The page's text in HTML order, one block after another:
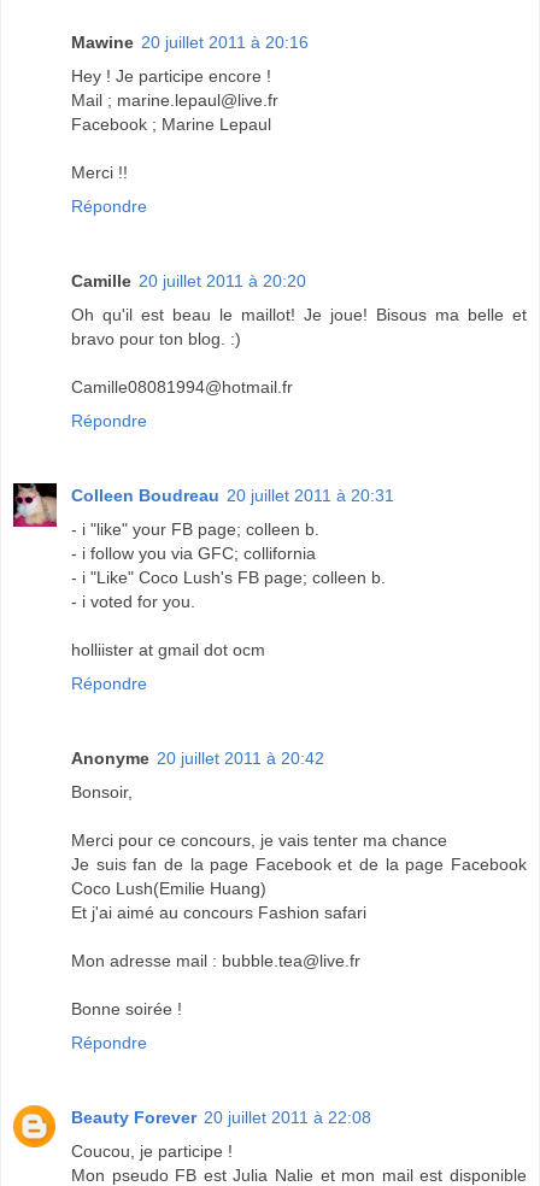
Mawine 20 juillet 2011 à 20:16
Hey ! Je participe encore !
Mail ; marine.lepaul@live.fr
Facebook ; Marine Lepaul
Merci !!
Répondre
Camille 20 juillet 2011 à 20:20
Oh qu'il est beau le maillot! Je joue! Bisous ma belle et
bravo pour ton blog. :)
Camille08081994@hotmail.fr
Répondre
Colleen Boudreau 20 juillet 2011 à 20:31
- i "like" your FB page; colleen b.
- i follow you via GFC; collifornia
- i "Like" Coco Lush's FB page; colleen b.
- i voted for you.
holliister at gmail dot ocm
Répondre
Anonyme 20 juillet 2011 à 20:42
Bonsoir,
Merci pour ce concours, je vais tenter ma chance
Je suis fan de la page Facebook et de la page Facebook
Coco Lush(Emilie Huang)
Et j'ai aimé au concours Fashion safari
Mon adresse mail : bubble.tea@live.fr
Bonne soirée !
Répondre
Beauty Forever 20 juillet 2011 à 22:08
Coucou, je participe !
Mon pseudo FB est Julia Nalie et mon mail est disponible